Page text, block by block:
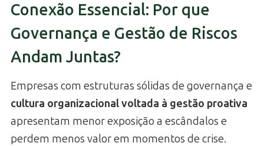
Conexão Essencial: Por que
Governança e Gestão de Riscos
Andam Juntas?
Empresas com estruturas sólidas de governança e
cultura organizacional voltada à gestão proativa
apresentam menor exposição a escândalos e
perdem menos valor em momentos de crise.